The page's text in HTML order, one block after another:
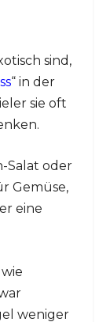
sind,
“ in der
sie oft
Salat oder
Gemüse,
eine
weniger